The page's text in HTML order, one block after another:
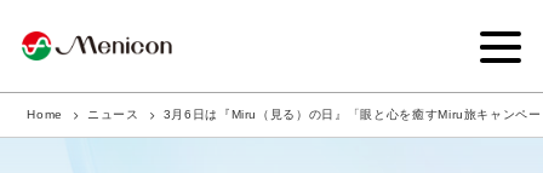
企業情報
Home ニュース 3月6日は『Miru（見る）の日』「眼と心を癒すMiru旅キャンペ